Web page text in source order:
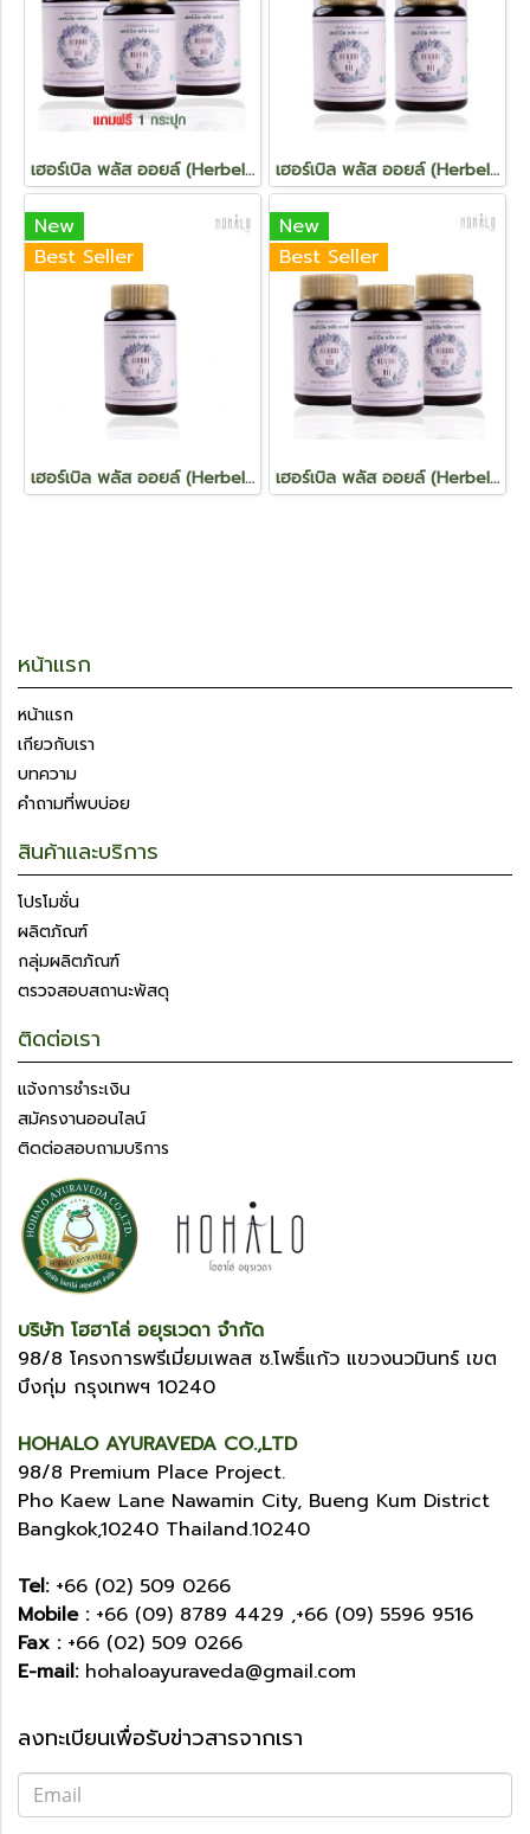
เฮอร์เบิล พลัส ออยล์ (Herbel Plus Oil) 5 กระปุก แถมฟรี 1 กระปุก เฮอร์เบิล พลัส ออยล์ (Herbel Plus Oil) 4 กระปุก
New
Best Seller
เฮอร์เบิล พลัส ออยล์ (Herbel Plus Oil) 1 กระปุก
New
Best Seller
เฮอร์เบิล พลัส ออยล์ (Herbel Plus Oil) 3 กระปุก
หน้าแรก
หน้าแรก
เกียวกับเรา
บทความ
คำถามที่พบบ่อย
สินค้าและบริการ
โปรโมชั่น
ผลิตภัณฑ์
กลุ่มผลิตภัณฑ์
ตรวจสอบสถานะพัสดุ
ติดต่อเรา
แจ้งการชำระเงิน
สมัครงานออนไลน์
ติดต่อสอบถามบริการ
บริษัท โฮฮาโล่ อยุรเวดา จำกัด
98/8 โครงการพรีเมี่ยมเพลส ซ.โพธิ์แก้ว แขวงนวมินทร์ เขต
บึงกุ่ม กรุงเทพฯ 10240
HOHALO AYURAVEDA CO.,LTD
98/8 Premium Place Project.
Pho Kaew Lane Nawamin City, Bueng Kum District
Bangkok,10240 Thailand.10240
Tel:+66 (02) 509 0266
Mobile :+66 (09) 8789 4429 ,+66 (09) 5596 9516
Fax :+66 (02) 509 0266
E-mail:hohaloayuraveda@gmail.com
ลงทะเบียนเพื่อรับข่าวสารจากเรา